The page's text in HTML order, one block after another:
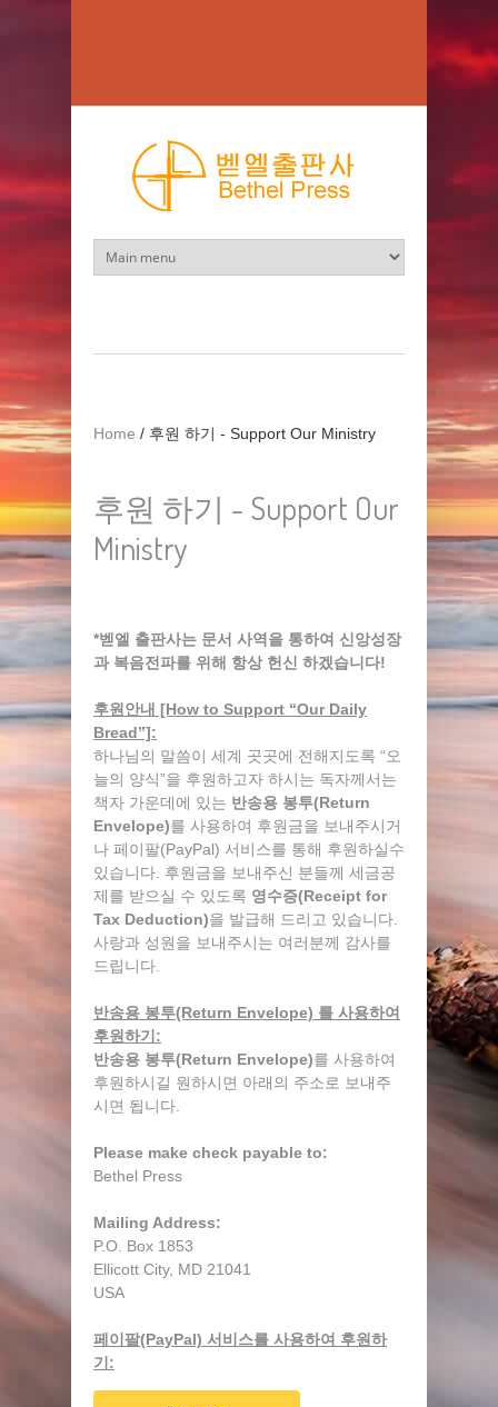
Home / 후원 하기 - Support Our Ministry
후원 하기 - Support Our
Ministry
*벧엘 출판사는 문서 사역을 통하여 신앙성장
과 복음전파를 위해 항상 헌신 하겠습니다!
후원안내 [How to Support “Our Daily
Bread”]:
하나님의 말씀이 세계 곳곳에 전해지도록 “오
늘의 양식”을 후원하고자 하시는 독자께서는
책자 가운데에 있는 반송용 봉투(Return
Envelope)를 사용하여 후원금을 보내주시거
나 페이팔(PayPal) 서비스를 통해 후원하실수
있습니다. 후원금을 보내주신 분들께 세금공
제를 받으실 수 있도록 영수증(Receipt for
Tax Deduction)을 발급해 드리고 있습니다.
사랑과 성원을 보내주시는 여러분께 감사를
드립니다.
반송용 봉투(Return Envelope) 를 사용하여
후원하기:
반송용 봉투(Return Envelope)를 사용하여
후원하시길 원하시면 아래의 주소로 보내주
시면 됩니다.
Please make check payable to:
Bethel Press
Mailing Address:
P.O. Box 1853
Ellicott City, MD 21041
USA
페이팔(PayPal) 서비스를 사용하여 후원하
기: